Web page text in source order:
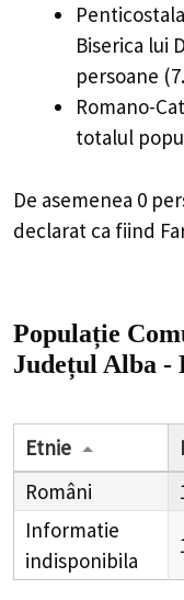
Biserica lui
persoane
Romano-
totalul
De asemenea 0
declarat ca fiind
Populație
Județul Alba -
Etnie
Români
Informatie
indisponibila